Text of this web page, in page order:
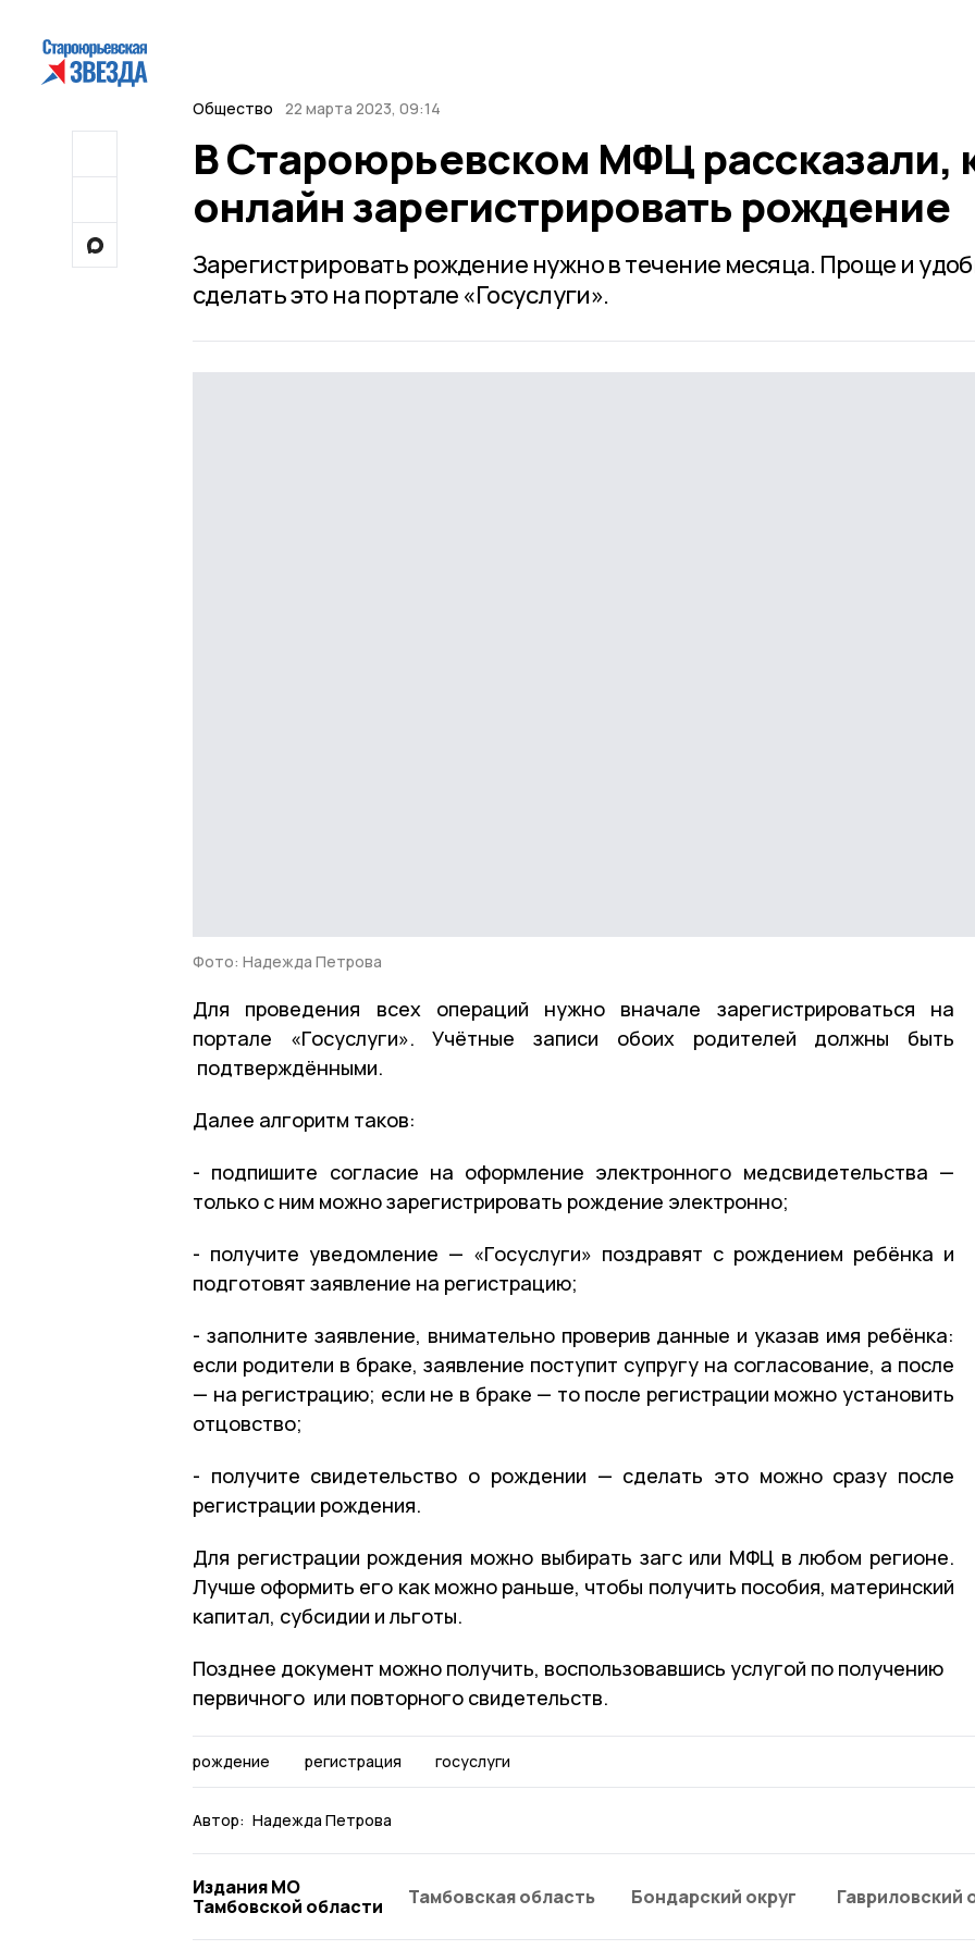
Общество 22 марта 2023, 09:14
В Староюрьевском МФЦ рассказали,
онлайн зарегистрировать рождение
Зарегистрировать рождение нужно в течение месяца. Проще и
сделать это на портале «Госуслуги».
Фото: Надежда Петрова
Для проведения всех операций нужно вначале зарегистрироваться на
портале «Госуслуги». Учётные записи обоих родителей должны быть
подтверждёнными.
Далее алгоритм таков:
- подпишите согласие на оформление электронного медсвидетельства —
только с ним можно зарегистрировать рождение электронно;
- получите уведомление — «Госуслуги» поздравят с рождением ребёнка и
подготовят заявление на регистрацию;
- заполните заявление, внимательно проверив данные и указав имя ребёнка:
если родители в браке, заявление поступит супругу на согласование, а после
— на регистрацию; если не в браке — то после регистрации можно установить
отцовство;
- получите свидетельство о рождении — сделать это можно сразу после
регистрации рождения.
Для регистрации рождения можно выбирать загс или МФЦ в любом регионе.
Лучше оформить его как можно раньше, чтобы получить пособия, материнский
капитал, субсидии и льготы.
Позднее документ можно получить, воспользовавшись услугой по получению
первичного или повторного свидетельств.
рождение регистрация госуслуги
Автор: Надежда Петрова
Издания МО
Тамбовской области
Тамбовская область Бондарский округ Гавриловский